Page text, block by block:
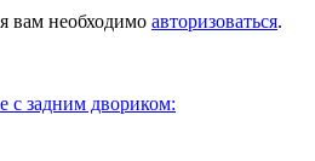
вам необходимо авторизоваться.
с задним двориком: